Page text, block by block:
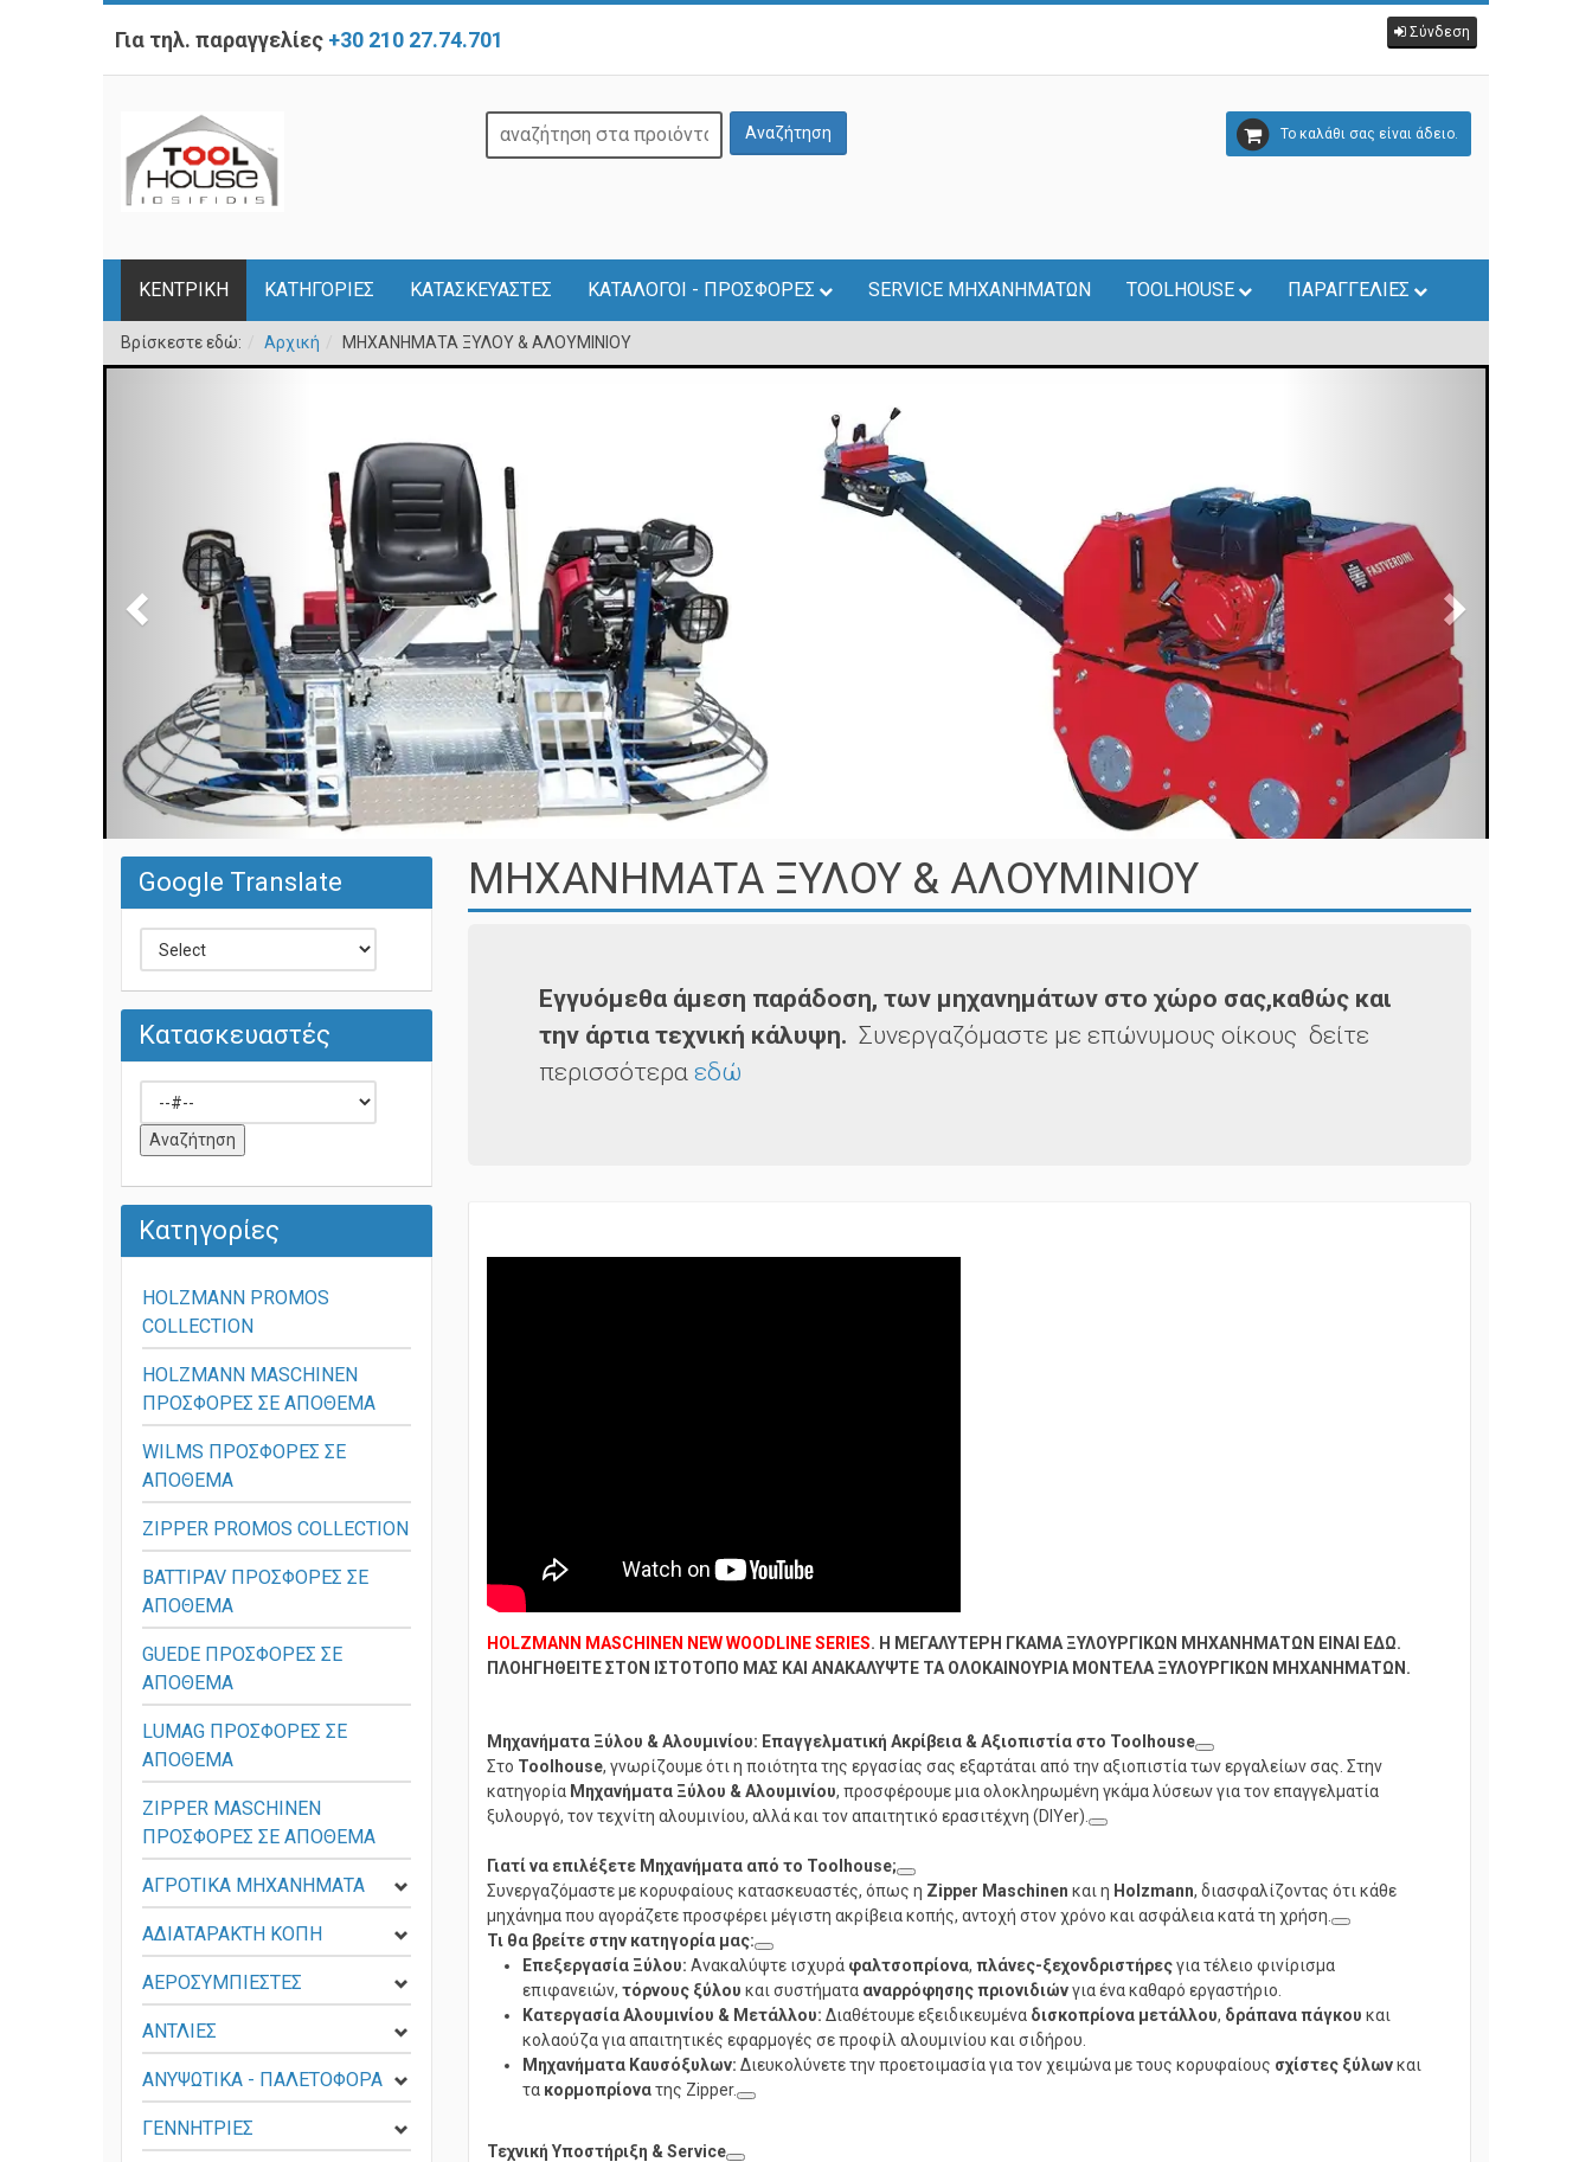
Για τηλ. παραγγελίες +30 210 27.74.701 Σύνδεση
Το καλάθι σας είναι άδειο.
ΚΕΝΤΡΙΚΗ ΚΑΤΗΓΟΡΙΕΣ ΚΑΤΑΣΚΕΥΑΣΤΕΣ ΚΑΤΑΛΟΓΟΙ - ΠΡΟΣΦΟΡΕΣ SERVICE ΜΗΧΑΝΗΜΑΤΩΝ TOOLHOUSE ΠΑΡΑΓΓΕΛΙΕΣ
Βρίσκεστε εδώ: Αρχική ΜΗΧΑΝΗΜΑΤΑ ΞΥΛΟΥ & ΑΛΟΥΜΙΝΙΟΥ
ΜΗΧΑΝΗΜΑΤΑ ΞΥΛΟΥ & ΑΛΟΥΜΙΝΙΟΥ
Εγγυόμεθα άμεση παράδοση, των μηχανημάτων στο χώρο σας,καθώς και
την άρτια τεχνική κάλυψη. Συνεργαζόμαστε με επώνυμους οίκους δείτε
περισσότερα εδώ
HOLZMANN MASCHINEN NEW WOODLINE SERIES. Η ΜΕΓΑΛΥΤΕΡΗ ΓΚΑΜΑ ΞΥΛΟΥΡΓΙΚΩΝ ΜΗΧΑΝΗΜΑΤΩΝ ΕΙΝΑΙ ΕΔΩ.
ΠΛΟΗΓΗΘΕΙΤΕ ΣΤΟΝ ΙΣΤΟΤΟΠΟ ΜΑΣ ΚΑΙ ΑΝΑΚΑΛΥΨΤΕ ΤΑ ΟΛΟΚΑΙΝΟΥΡΙΑ ΜΟΝΤΕΛΑ ΞΥΛΟΥΡΓΙΚΩΝ ΜΗΧΑΝΗΜΑΤΩΝ.
Μηχανήματα Ξύλου & Αλουμινίου: Επαγγελματική Ακρίβεια & Αξιοπιστία στο Toolhouse
Στο Toolhouse, γνωρίζουμε ότι η ποιότητα της εργασίας σας εξαρτάται από την αξιοπιστία των εργαλείων σας. Στην
κατηγορία Μηχανήματα Ξύλου & Αλουμινίου, προσφέρουμε μια ολοκληρωμένη γκάμα λύσεων για τον επαγγελματία
ξυλουργό, τον τεχνίτη αλουμινίου, αλλά και τον απαιτητικό ερασιτέχνη (DIYer).
Γιατί να επιλέξετε Μηχανήματα από το Toolhouse;
Συνεργαζόμαστε με κορυφαίους κατασκευαστές, όπως η Zipper Maschinen και η Holzmann, διασφαλίζοντας ότι κάθε
μηχάνημα που αγοράζετε προσφέρει μέγιστη ακρίβεια κοπής, αντοχή στον χρόνο και ασφάλεια κατά τη χρήση.
Τι θα βρείτε στην κατηγορία μας:
Επεξεργασία Ξύλου: Ανακαλύψτε ισχυρά φαλτσοπρίονα, πλάνες-ξεχονδριστήρεςγια τέλειο φινίρισμα
επιφανειών, τόρνους ξύλου και συστήματα αναρρόφησης πριονιδιώνγια ένα καθαρό εργαστήριο.
Κατεργασία Αλουμινίου & Μετάλλου: Διαθέτουμε εξειδικευμένα δισκοπρίονα μετάλλου, δράπανα πάγκου και
κολαούζα για απαιτητικές εφαρμογές σε προφίλ αλουμινίου και σιδήρου.
Μηχανήματα Καυσόξυλων: Διευκολύνετε την προετοιμασία για τον χειμώνα με τους κορυφαίους σχίστες ξύλωνκαι
τα κορμοπρίονατης Zipper.
Τεχνική Υποστήριξη & Service
Google Translate
Κατασκευαστές
Κατηγορίες
HOLZMANN PROMOS
COLLECTION
HOLZMANN MASCHINEN
ΠΡΟΣΦΟΡΕΣ ΣΕ ΑΠΟΘΕΜΑ
WILMS ΠΡΟΣΦΟΡΕΣ ΣΕ
ΑΠΟΘΕΜΑ
ZIPPER PROMOS COLLECTION
BATTIPAV ΠΡΟΣΦΟΡΕΣ ΣΕ
ΑΠΟΘΕΜΑ
GUEDE ΠΡΟΣΦΟΡΕΣ ΣΕ
ΑΠΟΘΕΜΑ
LUMAG ΠΡΟΣΦΟΡΕΣ ΣΕ
ΑΠΟΘΕΜΑ
ZIPPER MASCHINEN
ΠΡΟΣΦΟΡΕΣ ΣΕ ΑΠΟΘΕΜΑ
ΑΓΡΟΤΙΚΑ ΜΗΧΑΝΗΜΑΤΑ
ΑΔΙΑΤΑΡΑΚΤΗ ΚΟΠΗ
ΑΕΡΟΣΥΜΠΙΕΣΤΕΣ
ΑΝΤΛΙΕΣ
ΑΝΥΨΩΤΙΚΑ - ΠΑΛΕΤΟΦΟΡΑ
ΓΕΝΝΗΤΡΙΕΣ